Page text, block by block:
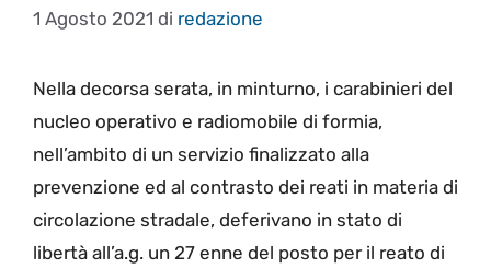
1 Agosto 2021 di redazione
Nella decorsa serata, in minturno, i carabinieri del
nucleo operativo e radiomobile di formia,
nell’ambito di un servizio finalizzato alla
prevenzione ed al contrasto dei reati in materia di
circolazione stradale, deferivano in stato di
libertà all’a.g. un 27 enne del posto per il reato di